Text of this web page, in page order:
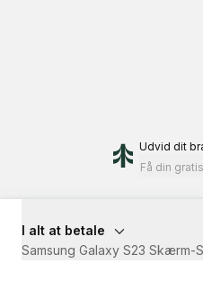
Udvid dit
Få din
I alt at betale
Samsung Galaxy S23 Skærm-